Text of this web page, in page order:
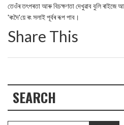
তেওঁৰ তৎপৰতা আৰু বিচক্ষণতা দেখুৱাব বুলি ৰাইজে
'ৰংদৈ'য়ে ৰং সলাই পূৰ্বৰ ৰূপ পাব।
Share This
SEARCH